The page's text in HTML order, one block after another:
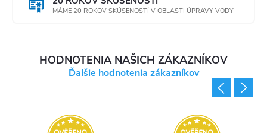
MÁME 20 ROKOV SKÚSENOSTÍ V OBLASTI ÚPRAVY VODY
HODNOTENIA NAŠICH ZÁKAZNÍKOV
Ďalšie hodnotenia zákazníkov